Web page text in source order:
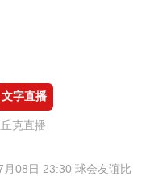
文字直播
克直播
月08日 23:30 球会友谊比